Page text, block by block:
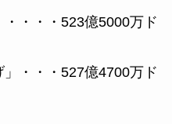
・・・・523億5000万ド
」・・・527億4700万ド